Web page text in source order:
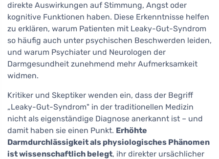
direkte Auswirkungen auf Stimmung, Angst oder
kognitive Funktionen haben. Diese Erkenntnisse helfen
zu erklären, warum Patienten mit Leaky-Gut-Syndrom
so häufig auch unter psychischen Beschwerden leiden,
und warum Psychiater und Neurologen der
Darmgesundheit zunehmend mehr Aufmerksamkeit
widmen.
Kritiker und Skeptiker wenden ein, dass der Begriff
„Leaky-Gut-Syndrom" in der traditionellen Medizin
nicht als eigenständige Diagnose anerkannt ist – und
damit haben sie einen Punkt. Erhöhte
Darmdurchlässigkeit als physiologisches Phänomen
ist wissenschaftlich belegt, ihr direkter ursächlicher